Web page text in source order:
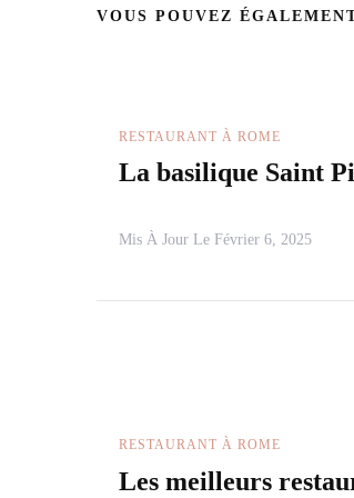
VOUS POUVEZ
RESTAURANT À ROME
La basilique Saint
Mis À Jour Le Février 6, 2025
RESTAURANT À ROME
Les meilleurs